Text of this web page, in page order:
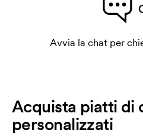
Avvia la chat per
Acquista piatti di
personalizzati